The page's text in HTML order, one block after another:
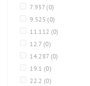
7.937 (0)
9.525 (0)
11.112 (0)
12.7 (0)
14.287 (0)
19.1 (0)
22.2 (0)